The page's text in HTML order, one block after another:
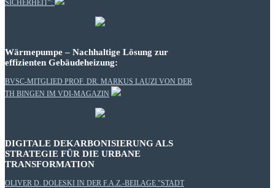
SICHERHEIT":
Wärmepumpe – Nachhaltige Lösung zur
effizienten Gebäudeheizung:
BVSC-MITGLIED PROF. DR. MARKUS LAUZI VON DER
TH BINGEN IM VDI-MAGAZIN
DIGITALE DEKARBONISIERUNG ALS
STRATEGIE FÜR DIE URBANE
TRANSFORMATION
OLIVER D. DOLESKI IN DER F.A.Z.-BEILAGE "STADT